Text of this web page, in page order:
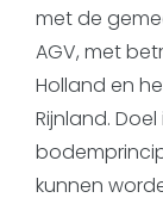
met de
AGV, met
Holland en
Rijnland.
kunnen